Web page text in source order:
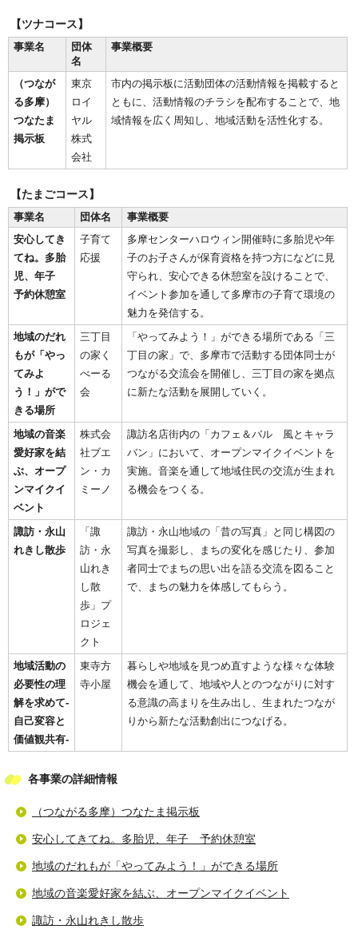
【ツナコース】
事業名
団体
名
事業概要
（つなが
る多摩）
つなたま
掲示板
東京
ロイ
ヤル
株式
会社
市内の掲示板に活動団体の活動情報を掲載すると
ともに、活動情報のチラシを配布することで、地
域情報を広く周知し、地域活動を活性化する。
【たまごコース】
事業名
団体名
事業概要
安心してき
てね。多胎
児、年子
予約休憩室
子育て
応援
多摩センターハロウィン開催時に多胎児や年
子のお子さんが保育資格を持つ方になどに見
守られ、安心できる休憩室を設けることで、
イベント参加を通して多摩市の子育て環境の
魅力を発信する。
地域のだれ
もが「やっ
てみよ
う！」がで
きる場所
三丁目
の家く
べーる
会
「やってみよう！」ができる場所である「三
丁目の家」で、多摩市で活動する団体同士が
つながる交流会を開催し、三丁目の家を拠点
に新たな活動を展開していく。
地域の音楽
愛好家を結
ぶ、オープ
ンマイクイ
ベント
株式会
社ブエ
ン・カ
ミーノ
諏訪名店街内の「カフェ＆バル 風とキャラ
バン」において、オープンマイクイベントを
実施。音楽を通して地域住民の交流が生まれ
る機会をつくる。
諏訪・永山
れきし散歩
「諏
訪・永
山れき
し散
歩」プ
ロジェ
クト
諏訪・永山地域の「昔の写真」と同じ構図の
写真を撮影し、まちの変化を感じたり、参加
者同士でまちの思い出を語る交流を図ること
で、まちの魅力を体感してもらう。
地域活動の
必要性の理
解を求めて‐
自己変容と
価値観共有‐
東寺方
寺小屋
暮らしや地域を見つめ直すような様々な体験
機会を通して、地域や人とのつながりに対す
る意識の高まりを生み出し、生まれたつなが
りから新たな活動創出につなげる。
各事業の詳細情報
（つながる多摩）つなたま掲示板
安心してきてね。多胎児、年子 予約休憩室
地域のだれもが「やってみよう！」ができる場所
地域の音楽愛好家を結ぶ、オープンマイクイベント
諏訪・永山れきし散歩